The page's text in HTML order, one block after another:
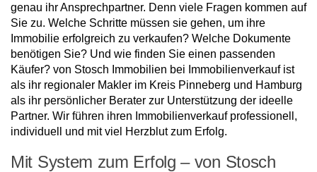
genau ihr Ansprechpartner. Denn viele Fragen kommen auf
Sie zu. Welche Schritte müssen sie gehen, um ihre
Immobilie erfolgreich zu verkaufen? Welche Dokumente
benötigen Sie? Und wie finden Sie einen passenden
Käufer? von Stosch Immobilien bei Immobilienverkauf ist
als ihr regionaler Makler im Kreis Pinneberg und Hamburg
als ihr persönlicher Berater zur Unterstützung der ideelle
Partner. Wir führen ihren Immobilienverkauf professionell,
individuell und mit viel Herzblut zum Erfolg.
Mit System zum Erfolg – von Stosch